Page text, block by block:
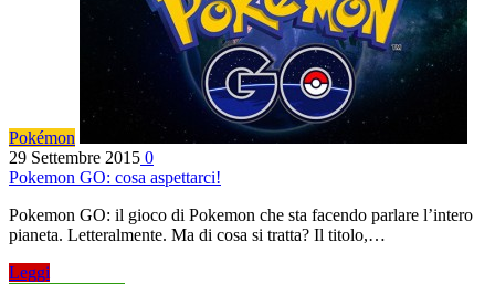
Pokémon
29 Settembre 2015 0
Pokemon GO: cosa aspettarci!
Pokemon GO: il gioco di Pokemon che sta facendo parlare l’intero
pianeta. Letteralmente. Ma di cosa si tratta? Il titolo,…
Leggi